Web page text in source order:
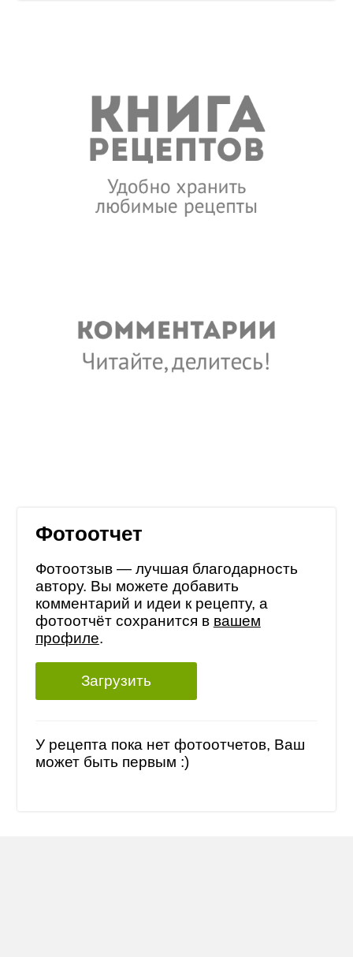
Фотоотчет
Фотоотзыв — лучшая благодарность
автору. Вы можете добавить
комментарий и идеи к рецепту, а
фотоотчёт сохранится в вашем
профиле.
Загрузить
У рецепта пока нет фотоотчетов, Ваш
может быть первым :)